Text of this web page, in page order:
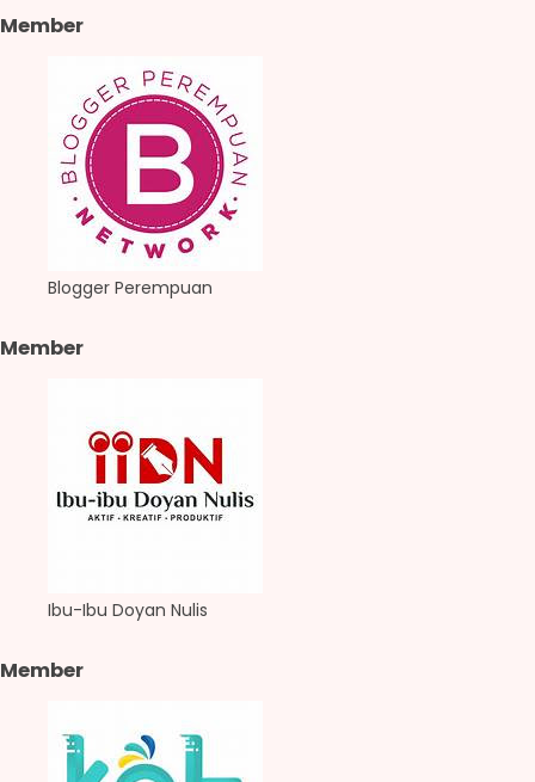
Member
Blogger Perempuan
Member
Ibu-Ibu Doyan Nulis
Member